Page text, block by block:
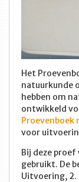
Het
natuurkunde
hebben om
ontwikkeld
Proevenboek
voor
Bij deze
gebruikt. De
Uitvoering, 2.